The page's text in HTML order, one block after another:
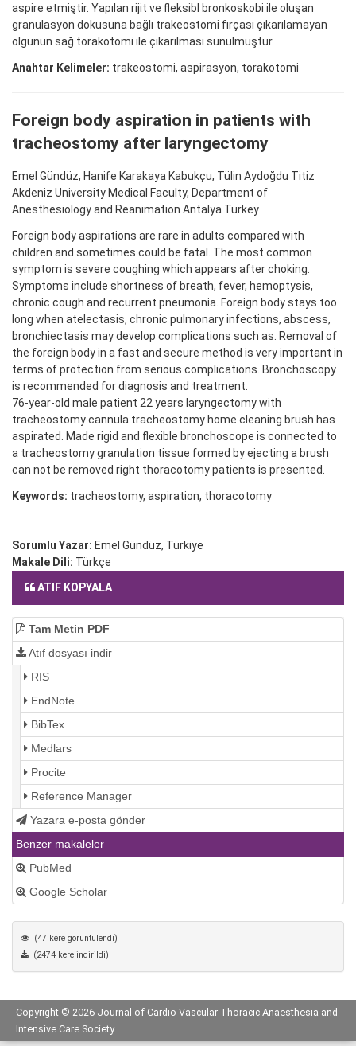
aspire etmiştir. Yapılan rijit ve fleksibl bronkoskobi ile oluşan
granulasyon dokusuna bağlı trakeostomi fırçası çıkarılamayan
olgunun sağ torakotomi ile çıkarılması sunulmuştur.
Anahtar Kelimeler: trakeostomi, aspirasyon, torakotomi
Foreign body aspiration in patients with
tracheostomy after laryngectomy
Emel Gündüz, Hanife Karakaya Kabukçu, Tülin Aydoğdu Titiz
Akdeniz University Medical Faculty, Department of
Anesthesiology and Reanimation Antalya Turkey
Foreign body aspirations are rare in adults compared with
children and sometimes could be fatal. The most common
symptom is severe coughing which appears after choking.
Symptoms include shortness of breath, fever, hemoptysis,
chronic cough and recurrent pneumonia. Foreign body stays too
long when atelectasis, chronic pulmonary infections, abscess,
bronchiectasis may develop complications such as. Removal of
the foreign body in a fast and secure method is very important in
terms of protection from serious complications. Bronchoscopy
is recommended for diagnosis and treatment.
76-year-old male patient 22 years laryngectomy with
tracheostomy cannula tracheostomy home cleaning brush has
aspirated. Made rigid and flexible bronchoscope is connected to
a tracheostomy granulation tissue formed by ejecting a brush
can not be removed right thoracotomy patients is presented.
Keywords: tracheostomy, aspiration, thoracotomy
Sorumlu Yazar: Emel Gündüz, Türkiye
Makale Dili: Türkçe
ATIF KOPYALA
Tam Metin PDF
Atıf dosyası indir
RIS
EndNote
BibTex
Medlars
Procite
Reference Manager
Yazara e-posta gönder
Benzer makaleler
PubMed
Google Scholar
(47 kere görüntülendi)
(2474 kere indirildi)
Copyright © 2026 Journal of Cardio-Vascular-Thoracic Anaesthesia and
Intensive Care Society